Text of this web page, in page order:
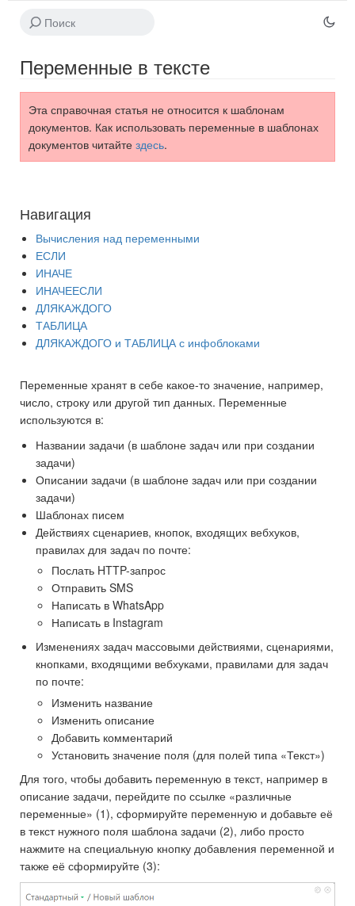
Переменные в тексте
Эта справочная статья не относится к шаблонам
документов. Как использовать переменные в шаблонах
документов читайте здесь.
Навигация
Вычисления над переменными
ЕСЛИ
ИНАЧЕ
ИНАЧЕЕСЛИ
ДЛЯКАЖДОГО
ТАБЛИЦА
ДЛЯКАЖДОГО и ТАБЛИЦА с инфоблоками
Переменные хранят в себе какое-то значение, например,
число, строку или другой тип данных. Переменные
используются в:
Названии задачи (в шаблоне задач или при создании
задачи)
Описании задачи (в шаблоне задач или при создании
задачи)
Шаблонах писем
Действиях сценариев, кнопок, входящих вебхуков,
правилах для задач по почте:
Послать HTTP-запрос
Отправить SMS
Написать в WhatsApp
Написать в Instagram
Изменениях задач массовыми действиями, сценариями,
кнопками, входящими вебхуками, правилами для задач
по почте:
Изменить название
Изменить описание
Добавить комментарий
Установить значение поля (для полей типа «Текст»)
Для того, чтобы добавить переменную в текст, например в
описание задачи, перейдите по ссылке «различные
переменные» (1), сформируйте переменную и добавьте её
в текст нужного поля шаблона задачи (2), либо просто
нажмите на специальную кнопку добавления переменной и
также её сформируйте (3):